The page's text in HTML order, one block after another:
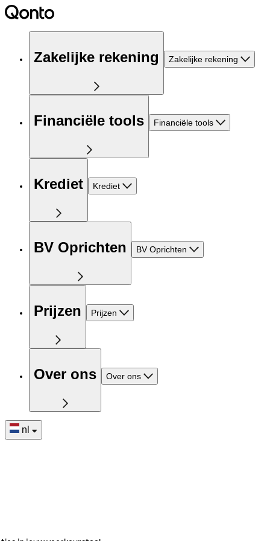
Zakelijke rekening Zakelijke rekening
Financiële tools Financiële tools
Krediet Krediet
BV Oprichten BV Oprichten
Prijzen Prijzen
Over ons Over ons
nl